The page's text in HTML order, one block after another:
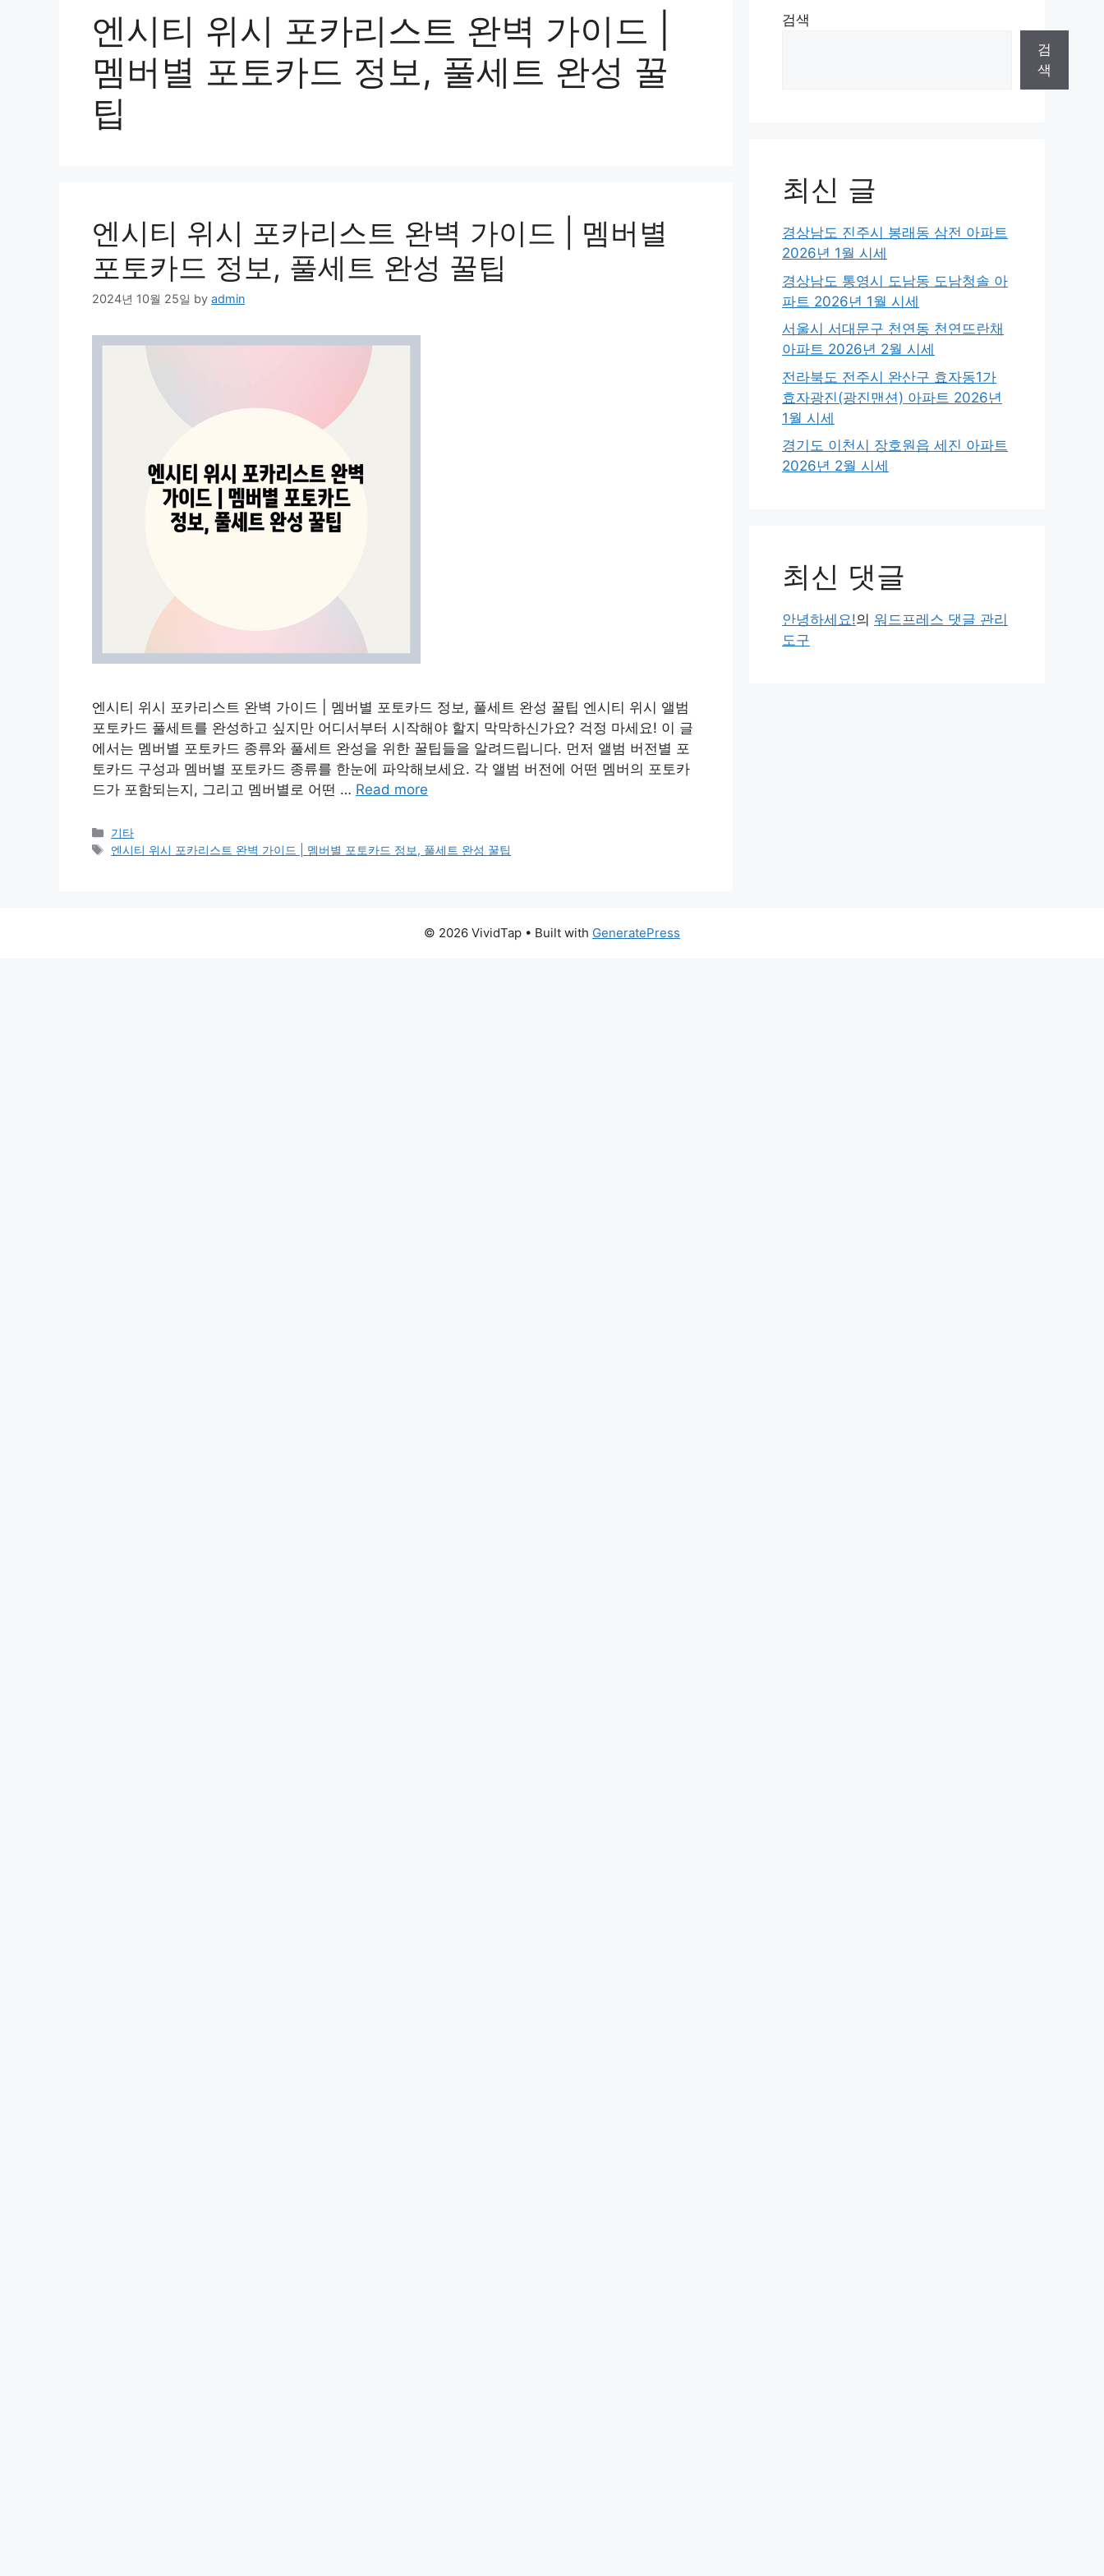
엔시티 위시 포카리스트 완벽 가이드 |
멤버별 포토카드 정보, 풀세트 완성 꿀
팁
엔시티 위시 포카리스트 완벽 가이드 | 멤버별
포토카드 정보, 풀세트 완성 꿀팁
2024년 10월 25일 by admin
엔시티 위시 포카리스트 완벽 가이드 | 멤버별 포토카드 정보, 풀세트 완성 꿀팁 엔시티 위시 앨범
포토카드 풀세트를 완성하고 싶지만 어디서부터 시작해야 할지 막막하신가요? 걱정 마세요! 이 글
에서는 멤버별 포토카드 종류와 풀세트 완성을 위한 꿀팁들을 알려드립니다. 먼저 앨범 버전별 포
토카드 구성과 멤버별 포토카드 종류를 한눈에 파악해보세요. 각 앨범 버전에 어떤 멤버의 포토카
드가 포함되는지, 그리고 멤버별로 어떤 … Read more
Categories
기타
Tags
엔시티 위시 포카리스트 완벽 가이드 | 멤버별 포토카드 정보, 풀세트 완성 꿀팁
검색
검
색
최신 글
경상남도 진주시 봉래동 삼전 아파트
2026년 1월 시세
경상남도 통영시 도남동 도남청솔 아
파트 2026년 1월 시세
서울시 서대문구 천연동 천연뜨란채
아파트 2026년 2월 시세
전라북도 전주시 완산구 효자동1가
효자광진(광진맨션) 아파트 2026년
1월 시세
경기도 이천시 장호원읍 세진 아파트
2026년 2월 시세
최신 댓글
안녕하세요!의 워드프레스 댓글 관리
도구
© 2026 VividTap • Built with GeneratePress